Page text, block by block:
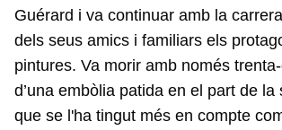
Guérard i va continuar amb la
dels seus amics i familiars els
pintures. Va morir amb només
d’una embòlia patida en el part de la
que se l'ha tingut més en compte